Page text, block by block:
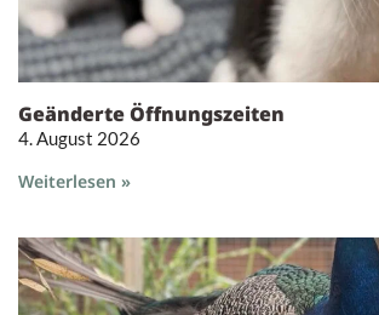
Geänderte Öffnungszeiten
4. August 2026
Weiterlesen »